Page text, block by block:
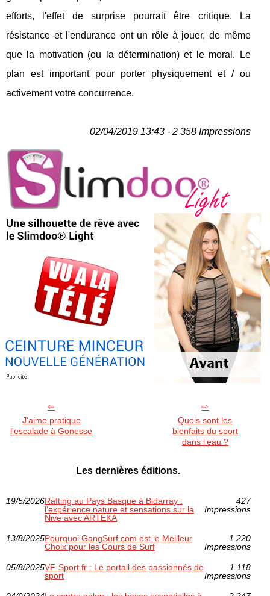
efforts, l'effet de surprise pourrait être critique. La
résistance et l'endurance ont un rôle à jouer, de même
que la motivation (ou la détermination) et le moral. Le
plan est important pour porter physiquement et / ou
activement votre concurrence.
02/04/2019 13:43 - 2 358 Impressions
J'aime pratique
l'escalade à Gonesse
Quels sont les
bienfaits du sport
dans l’eau ?
Les dernières éditions.
19/5/2026Rafting au Pays Basque à Bidarray :
l’expérience nature et sensations sur la
Nive avec ARTEKA
427
Impressions
13/8/2025Pourquoi GangSurf.com est le Meilleur
Choix pour les Cours de Surf
1 220
Impressions
05/8/2025VF-Sport.fr : Le portail des passionnés de
sport
1 118
Impressions